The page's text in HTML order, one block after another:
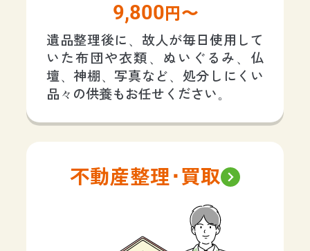
9,800 円〜
遺品整理後に、故人が毎日使用して
いた布団や衣類、ぬいぐるみ、仏
壇、神棚、写真など、処分しにくい
品々の供養もお任せください。
不動産整理･買取